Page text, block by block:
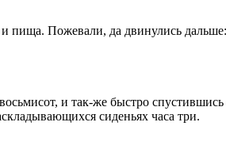
пища. Пожевали, да двинулись дальше:
и так-же быстро
сиденьях часа три.